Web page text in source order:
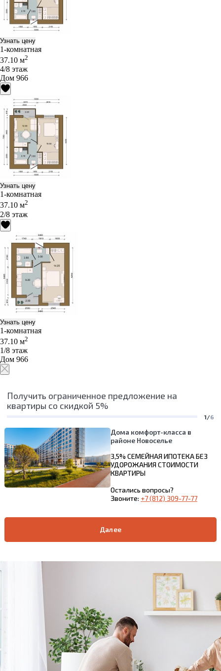
Узнать цену
1-комнатная
37.10 м2
4/8 этаж
Дом 966
Узнать цену
1-комнатная
37.10 м2
2/8 этаж
Узнать цену
1-комнатная
37.10 м2
1/8 этаж
Дом 966
Получить ограниченное предложение на
квартиры со скидкой 5%
1/6
Дома комфорт-класса в
районе Новоселье
3,5% СЕМЕЙНАЯ ИПОТЕКА БЕЗ
УДОРОЖАНИЯ СТОИМОСТИ
КВАРТИРЫ
Остались вопросы?
Звоните: +7 (812) 309-77-77